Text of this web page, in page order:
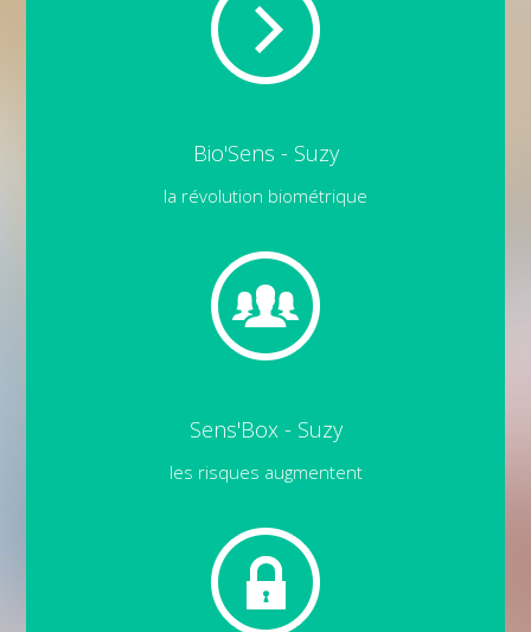
Bio'Sens - Suzy
la révolution biométrique
Sens'Box - Suzy
les risques augmentent